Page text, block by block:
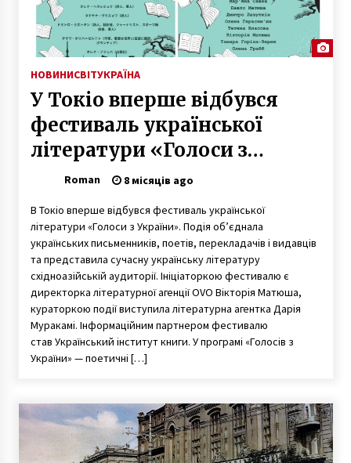
НОВИНИСВІТУКРАЇНА
У Токіо вперше відбувся
фестиваль української
літератури «Голоси з
України»
Roman 8 місяців ago
В Токіо вперше відбувся фестиваль української
літератури «Голоси з України». Подія об’єднала
українських письменників, поетів, перекладачів і видавців
та представила сучасну українську літературу
східноазійській аудиторії. Ініціаторкою фестивалю є
директорка літературної агенції OVO Вікторія Матюша,
кураторкою події виступила літературна агентка Дарія
Муракамі. Інформаційним партнером фестивалю
став Український інститут книги. У програмі «Голосів з
України» — поетичні […]